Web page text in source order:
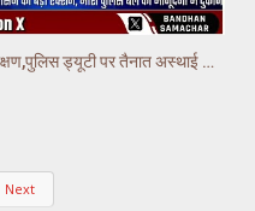
कांवड़ मार्ग का एसपी अभिषेक झा ने किया निरीक्षण,पुलिस ड्यूटी पर तैनात अस्थाई चौकियो का किया निरीक्षण
Next